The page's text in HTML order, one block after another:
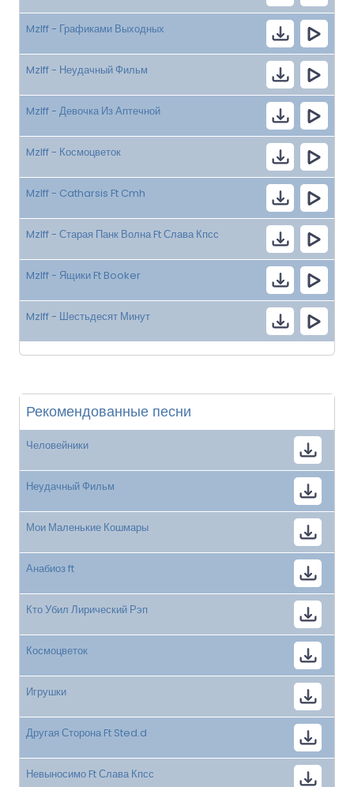
Mzlff - Графиками Выходных
Mzlff - Неудачный Фильм
Mzlff - Девочка Из Аптечной
Mzlff - Космоцветок
Mzlff - Catharsis Ft Cmh
Mzlff - Старая Панк Волна Ft Слава Кпсс
Mzlff - Ящики Ft Booker
Mzlff - Шестьдесят Минут
Рекомендованные песни
Человейники
Неудачный Фильм
Мои Маленькие Кошмары
Анабиоз ft
Кто Убил Лирический Рэп
Космоцветок
Игрушки
Другая Сторона Ft Sted.d
Невыносимо Ft Слава Кпсс